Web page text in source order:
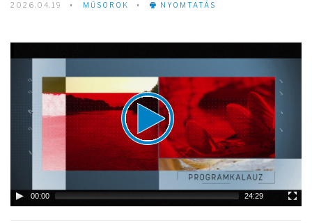
2026.04.19 MŰSOROK NYOMTATÁS
00:00 24:29